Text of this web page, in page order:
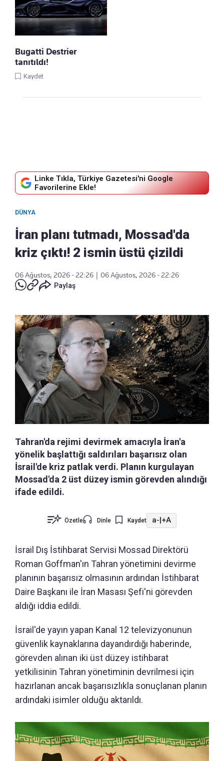
Bugatti Destrier
tanıtıldı!
Kaydet
Linke Tıkla, Türkiye Gazetesi'ni Google
Favorilerine Ekle!
DÜNYA
İran planı tutmadı, Mossad'da
kriz çıktı! 2 ismin üstü çizildi
06 Ağustos, 2026 - 22:26
06 Ağustos, 2026 - 22:26
Paylaş
Tahran'da rejimi devirmek amacıyla İran'a
yönelik başlattığı saldırıları başarısız olan
İsrail'de kriz patlak verdi. Planın kurgulayan
Mossad'da 2 üst düzey ismin görevden alındığı
ifade edildi.
Özetle Dinle Kaydet a- +A
İsrail Dış İstihbarat Servisi Mossad Direktörü
Roman Goffman'ın Tahran yönetimini devirme
planının başarısız olmasının ardından İstihbarat
Daire Başkanı ile İran Masası Şefi'ni görevden
aldığı iddia edildi.
İsrail'de yayın yapan Kanal 12 televizyonunun
güvenlik kaynaklarına dayandırdığı haberinde,
görevden alınan iki üst düzey istihbarat
yetkilisinin Tahran yönetiminin devrilmesi için
hazırlanan ancak başarısızlıkla sonuçlanan planın
ardındaki isimler olduğu aktarıldı.